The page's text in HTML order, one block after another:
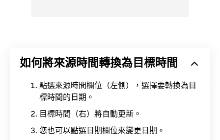
如何將來源時間轉換為目標時間
點選來源時間欄位（左側），選擇要轉換為目
標時間的日期。
目標時間（右）將自動更新。
您也可以點選日期欄位來變更日期。